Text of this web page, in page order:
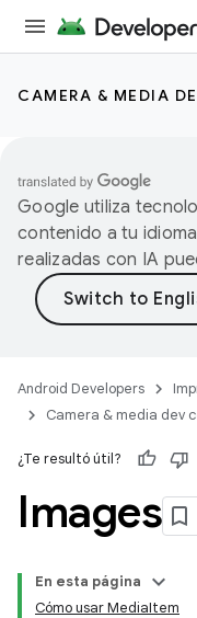
CAMERA & MEDIA
Google utiliza
contenido a tu
realizadas con IA
Android Developers
Camera & media dev
¿Te resultó útil?
Images
En esta página
Cómo usar MediaItem